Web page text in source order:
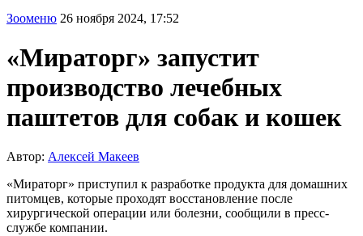
Зооменю 26 ноября 2024, 17:52
«Мираторг» запустит
производство лечебных
паштетов для собак и кошек
Автор: Алексей Макеев
«Мираторг» приступил к разработке продукта для домашних
питомцев, которые проходят восстановление после
хирургической операции или болезни, сообщили в пресс-
службе компании.